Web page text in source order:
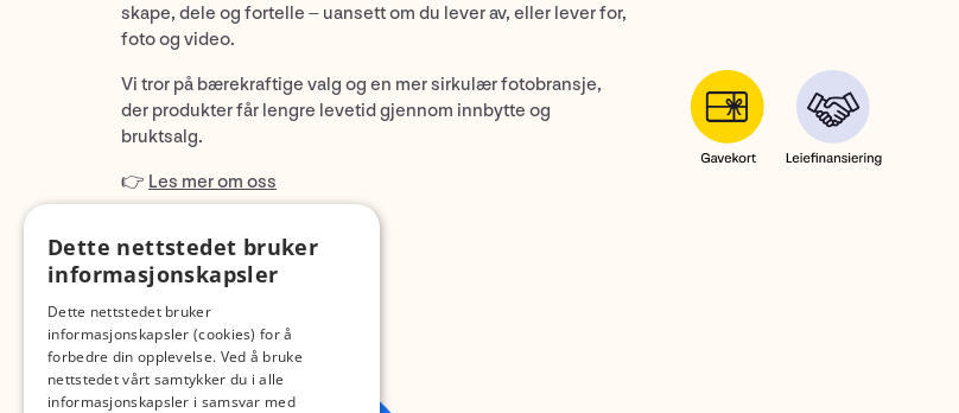
skape, dele og fortelle – uansett om du lever av, eller lever for,
foto og video.
Vi tror på bærekraftige valg og en mer sirkulær fotobransje,
der produkter får lengre levetid gjennom innbytte og
bruktsalg.
👉 Les mer om oss
Dette nettstedet bruker
informasjonskapsler
Dette nettstedet bruker
informasjonskapsler (cookies) for å
forbedre din opplevelse. Ved å bruke
nettstedet vårt samtykker du i alle
informasjonskapsler i samsvar med